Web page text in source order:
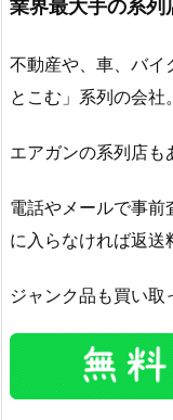
業界最大手の系列
不動産や、車、バイ
とこむ」系列の会社。
エアガンの系列店も
電話やメールで事
に入らなければ返送
ジャンク品も買い取